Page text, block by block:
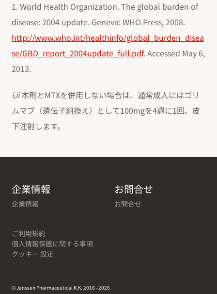
1. World Health Organization. The global burden of
disease: 2004 update. Geneva: WHO Press, 2008.
http://www.who.int/healthinfo/global_burden_disea
se/GBD_report_2004update_full.pdf. Accessed May 6,
2013.
i,ii本剤とMTXを併用しない場合は、通常成人にはゴリ
ムマブ（遺伝子組換え）として100mgを4週に1回、皮
下注射します。
企業情報
企業情報
お問合せ
お問合せ
ご利用規約
個人情報保護に関する事項
クッキー 設定
© Janssen Pharmaceutical K.K. 2016 - 2026